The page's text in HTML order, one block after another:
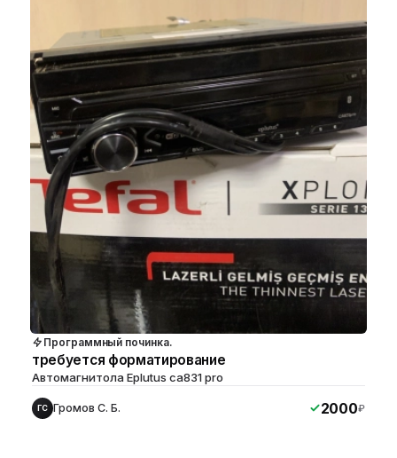
Программный починка.
требуется форматирование
Автомагнитола Eplutus ca831 pro
ГС Громов С. Б. 2000₽